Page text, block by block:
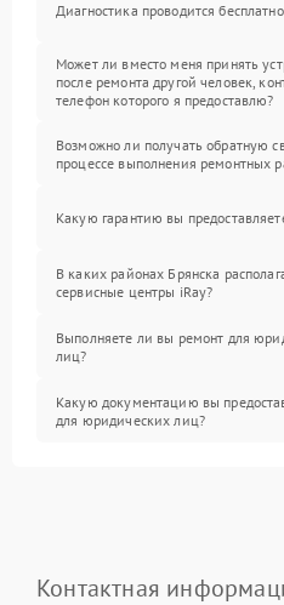
Диагностика проводится
Может ли вместо меня принять
после ремонта другой человек,
телефон которого я предоставлю?
Возможно ли получать обратную
процессе выполнения ремонтных
Какую гарантию вы
В каких районах Брянска
сервисные центры iRay?
Выполняете ли вы ремонт для
лиц?
Какую документацию вы
для юридических лиц?
Контактная